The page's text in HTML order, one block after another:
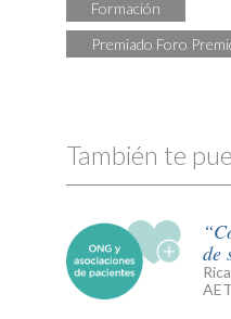
Formación
Premiado Foro
También te
de